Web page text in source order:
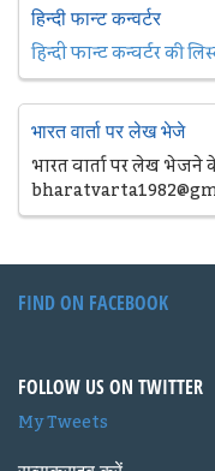
हिन्दी फान्ट कन्वर्टर
हिन्दी फान्ट कन्वर्टर की
भारत वार्ता पर लेख भेजे
भारत वार्ता पर लेख भेजने
FIND ON FACEBOOK
FOLLOW US ON TWITTER
My Tweets